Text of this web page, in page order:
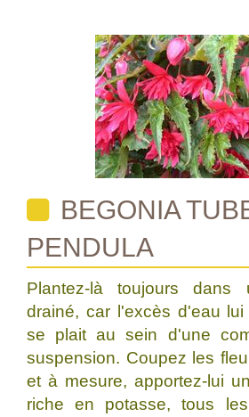
BEGONIA
PENDULA
Plantez-là toujours dans
drainé, car l'excès d'eau lui
se plait au sein d'une
suspension. Coupez les
et à mesure, apportez-lui
riche en potasse, tous